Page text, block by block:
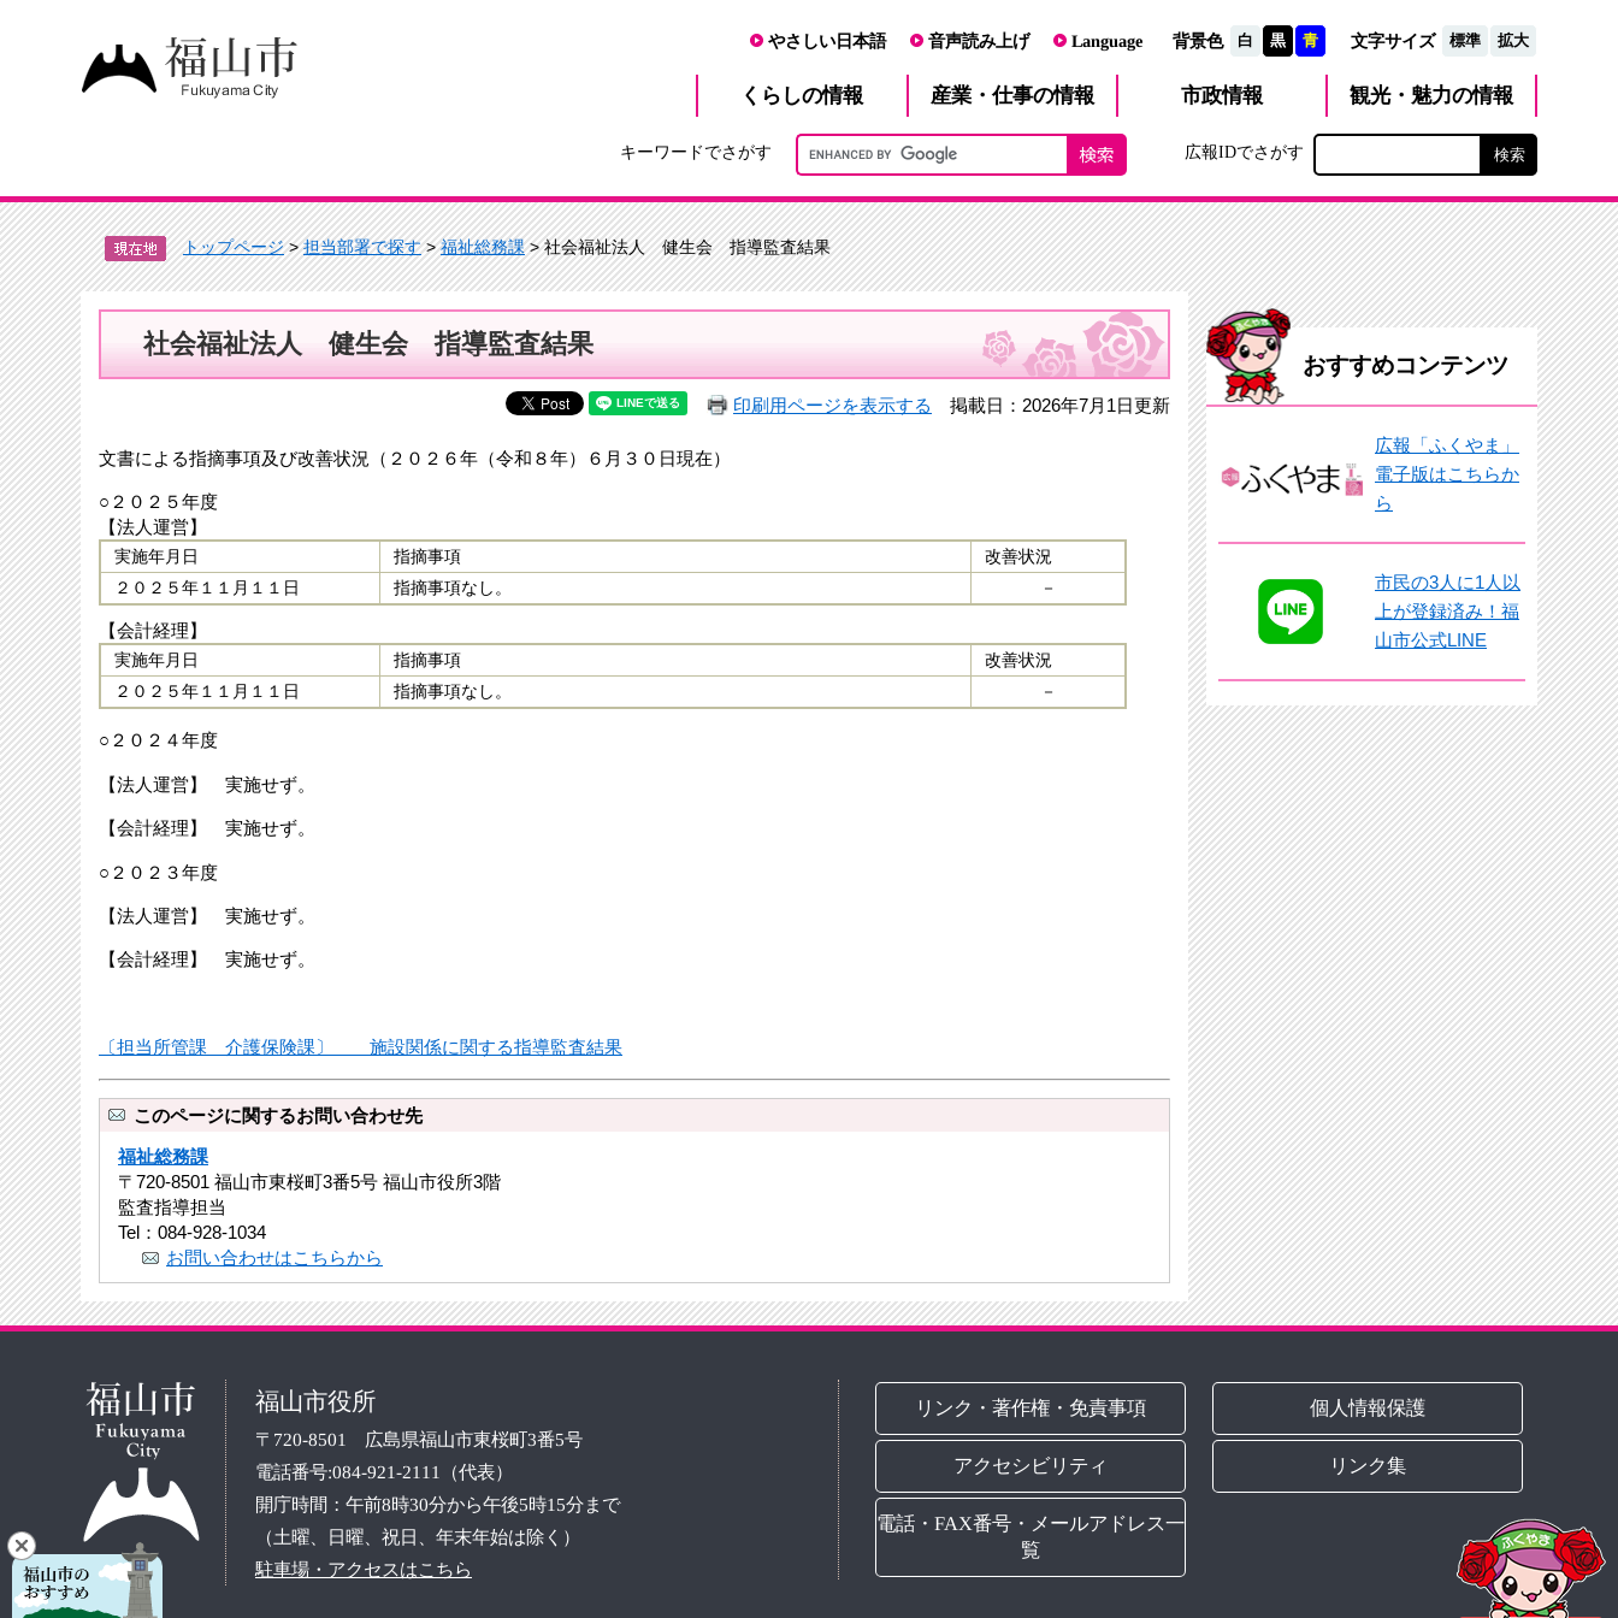
やさしい日本語 音声読み上げ Language 背景色 白 黒 青 文字サイズ 標準 拡大
くらしの情報 産業・仕事の情報 市政情報 観光・魅力の情報
キーワードでさがす 広報IDでさがす
トップページ>担当部署で探す>福祉総務課> 社会福祉法人 健生会 指導監査結果
社会福祉法人 健生会 指導監査結果
印刷用ページを表示する 掲載日：2026年7月1日更新
文書による指摘事項及び改善状況（２０２６年（令和８年）６月３０日現在）
○２０２５年度
【法人運営】
実施年月日 指摘事項
改善状況
２０２５年１１月１１日
指摘事項なし。 －
【会計経理】
実施年月日 指摘事項
改善状況
２０２５年１１月１１日
指摘事項なし。 －
○２０２４年度
【法人運営】 実施せず。
【会計経理】 実施せず。
○２０２３年度
【法人運営】 実施せず。
【会計経理】 実施せず。
〔担当所管課 介護保険課〕 施設関係に関する指導監査結果
このページに関するお問い合わせ先
福祉総務課
〒720-8501 福山市東桜町3番5号 福山市役所3階
監査指導担当
Tel：084-928-1034
お問い合わせはこちらから
おすすめコンテンツ
広報「ふくやま」
電子版はこちらか
ら
市民の3人に1人以
上が登録済み！福
山市公式LINE
福山市役所
〒720-8501 広島県福山市東桜町3番5号
電話番号:084-921-2111（代表）
開庁時間：午前8時30分から午後5時15分まで
（土曜、日曜、祝日、年末年始は除く）
駐車場・アクセスはこちら
リンク・著作権・免責事項 個人情報保護
アクセシビリティ リンク集
電話・FAX番号・メールアドレス一
覧